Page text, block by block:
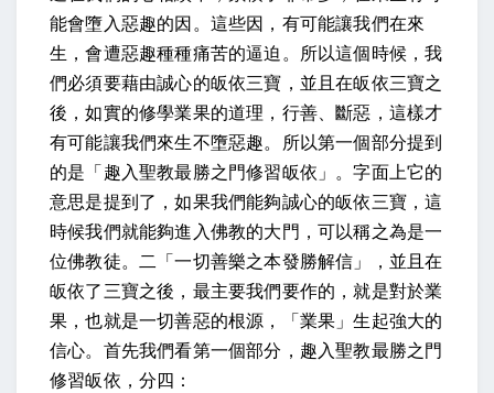
能會墮入惡趣的因。這些因，有可能讓我們在來
生，會遭惡趣種種痛苦的逼迫。所以這個時候，我
們必須要藉由誠心的皈依三寶，並且在皈依三寶之
後，如實的修學業果的道理，行善、斷惡，這樣才
有可能讓我們來生不墮惡趣。所以第一個部分提到
的是「趣入聖教最勝之門修習皈依」。字面上它的
意思是提到了，如果我們能夠誠心的皈依三寶，這
時候我們就能夠進入佛教的大門，可以稱之為是一
位佛教徒。二「一切善樂之本發勝解信」，並且在
皈依了三寶之後，最主要我們要作的，就是對於業
果，也就是一切善惡的根源，「業果」生起強大的
信心。首先我們看第一個部分，趣入聖教最勝之門
修習皈依，分四：